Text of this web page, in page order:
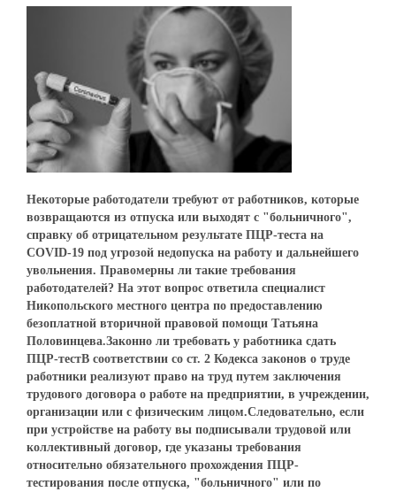
Некоторые работодатели требуют от работников, которые
возвращаются из отпуска или выходят с "больничного",
справку об отрицательном результате ПЦР-теста на
COVID-19 под угрозой недопуска на работу и дальнейшего
увольнения. Правомерны ли такие требования
работодателей? На этот вопрос ответила специалист
Никопольского местного центра по предоставлению
безоплатной вторичной правовой помощи Татьяна
Половинцева.Законно ли требовать у работника сдать
ПЦР-тестВ соответствии со ст. 2 Кодекса законов о труде
работники реализуют право на труд путем заключения
трудового договора о работе на предприятии, в учреждении,
организации или с физическим лицом.Следовательно, если
при устройстве на работу вы подписывали трудовой или
коллективный договор, где указаны требования
относительно обязательного прохождения ПЦР-
тестирования после отпуска, "больничного" или по